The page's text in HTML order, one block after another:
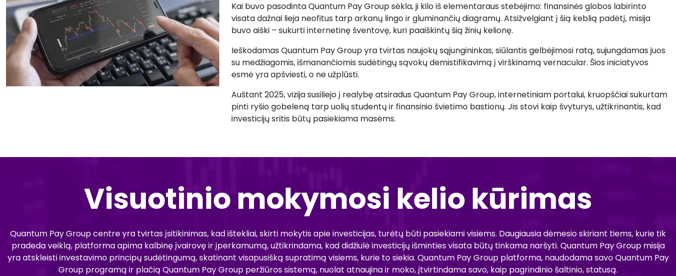
Kai buvo pasodinta Quantum Pay Group sėkla, ji kilo iš elementaraus stebėjimo: finansinės globos labirinto
visata dažnai lieja neofitus tarp arkanų lingo ir gluminančių diagramų. Atsižvelgiant į šią keblią padėtį, misija
buvo aiški – sukurti internetinę šventovę, kuri paaiškintų šią žinių kelionę.
Ieškodamas Quantum Pay Group yra tvirtas naujokų sąjungininkas, siūlantis gelbėjimosi ratą, sujungdamas juos
su medžiagomis, išmanančiomis sudėtingų sąvokų demistifikavimą į virškinamą vernacular. Šios iniciatyvos
esmė yra apšviesti, o ne užplūsti.
Auštant 2025, vizija susiliejo į realybę atsiradus Quantum Pay Group, internetiniam portalui, kruopščiai sukurtam
pinti ryšio gobeleną tarp uolių studentų ir finansinio švietimo bastionų. Jis stovi kaip švyturys, užtikrinantis, kad
investicijų sritis būtų pasiekiama masėms.
Visuotinio mokymosi kelio kūrimas
Quantum Pay Group centre yra tvirtas įsitikinimas, kad ištekliai, skirti mokytis apie investicijas, turėtų būti pasiekiami visiems. Daugiausia dėmesio skiriant tiems, kurie tik
pradeda veiklą, platforma apima kalbinę įvairovę ir įperkamumą, užtikrindama, kad didžiulė investicijų išminties visata būtų tinkama naršyti. Quantum Pay Group misija
yra atskleisti investavimo principų sudėtingumą, skatinant visapusišką supratimą visiems, kurie to siekia. Quantum Pay Group platforma, naudodama savo Quantum Pay
Group programą ir plačią Quantum Pay Group peržiūros sistemą, nuolat atnaujina ir moko, įtvirtindama savo, kaip pagrindinio šaltinio, statusą.